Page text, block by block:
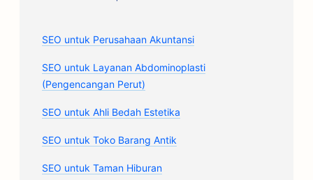
SEO untuk Perusahaan Akuntansi
SEO untuk Layanan Abdominoplasti
(Pengencangan Perut)
SEO untuk Ahli Bedah Estetika
SEO untuk Toko Barang Antik
SEO untuk Taman Hiburan